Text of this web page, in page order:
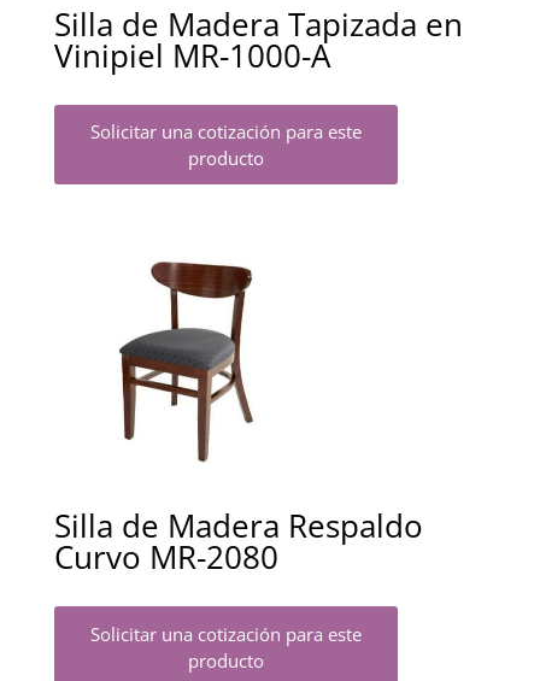
Silla de Madera Tapizada en
Vinipiel MR-1000-A
Solicitar una cotización para este
producto
Silla de Madera Respaldo
Curvo MR-2080
Solicitar una cotización para este
producto